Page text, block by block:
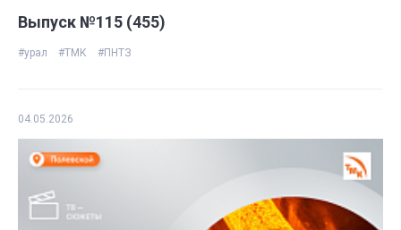
Выпуск №115 (455)
#урал #ТМК #ПНТЗ
04.05.2026